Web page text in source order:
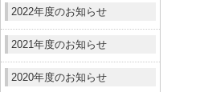
2022年度のお知らせ
2021年度のお知らせ
2020年度のお知らせ